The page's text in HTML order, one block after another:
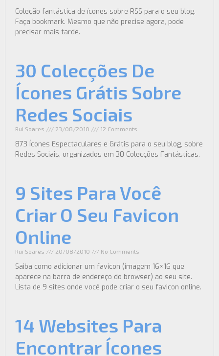
Coleção fantástica de ícones sobre RSS para o seu blog.
Faça bookmark. Mesmo que não precise agora, pode
precisar mais tarde.
30 Colecções De
Ícones Grátis Sobre
Redes Sociais
Rui Soares 23/08/2010 12 Comments
873 Ícones Espectaculares e Grátis para o seu blog, sobre
Redes Sociais, organizados em 30 Colecções Fantásticas.
9 Sites Para Você
Criar O Seu Favicon
Online
Rui Soares 20/08/2010 No Comments
Saiba como adicionar um favicon (imagem 16×16 que
aparece na barra de endereço do browser) ao seu site.
Lista de 9 sites onde você pode criar o seu favicon online.
14 Websites Para
Encontrar Ícones